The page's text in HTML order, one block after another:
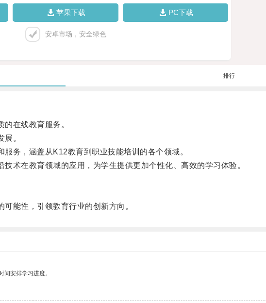
苹果下载 PC下载
安卓市场，安全绿色
排行
在线教育服务。
。
务，涵盖从K12教育到职业技能培训的各个领域。
在教育领域的应用，为学生提供更加个性化、高效的学习体验。
能性，引领教育行业的创新方向。
安排学习进度。